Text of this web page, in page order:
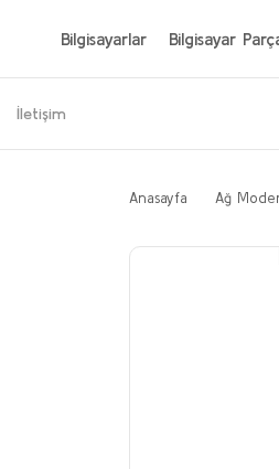
Bilgisayarlar Bilgisayar
İletişim
Anasayfa Ağ